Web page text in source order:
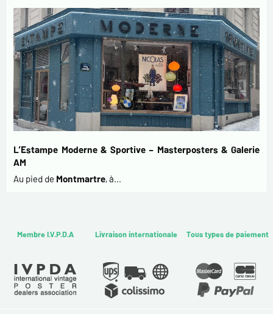
L’Estampe Moderne & Sportive – Masterposters & Galerie
AM
Au pied de Montmartre, à…
Membre I.V.P.D.A Livraison internationale Tous types de paiement